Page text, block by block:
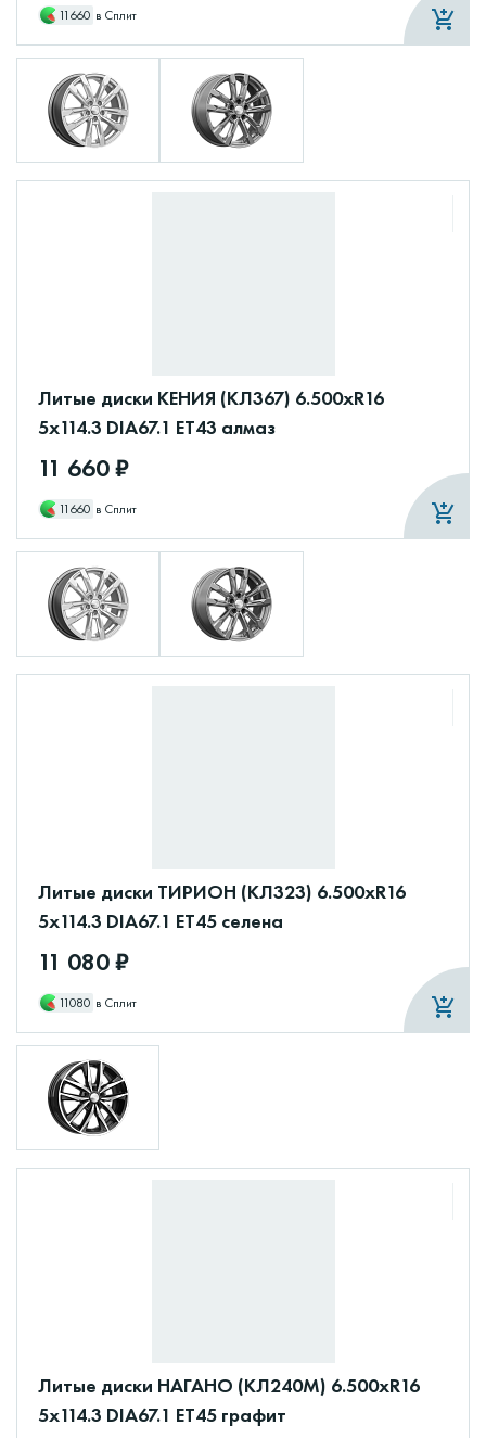
11660 в Сплит
Литые диски КЕНИЯ (КЛ367) 6.500xR16
5x114.3 DIA67.1 ET43 алмаз
11 660 ₽
11660 в Сплит
Литые диски ТИРИОН (КЛ323) 6.500xR16
5x114.3 DIA67.1 ET45 селена
11 080 ₽
11080 в Сплит
Литые диски НАГАНО (КЛ240М) 6.500xR16
5x114.3 DIA67.1 ET45 графит